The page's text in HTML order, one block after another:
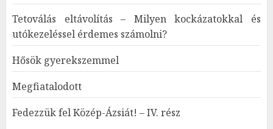
Tetoválás eltávolítás – Milyen kockázatokkal és
utókezeléssel érdemes számolni?
Hősök gyerekszemmel
Megfiatalodott
Fedezzük fel Közép-Ázsiát! – IV. rész